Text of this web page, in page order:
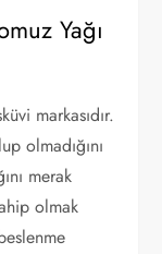
Yağı
markasıdır.
olmadığını
merak
olmak